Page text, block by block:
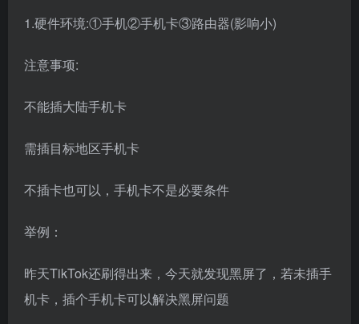
1.硬件环境:①手机②手机卡③路由器(影响小)
注意事项:
不能插大陆手机卡
需插目标地区手机卡
不插卡也可以，手机卡不是必要条件
举例：
昨天TikTok还刷得出来，今天就发现黑屏了，若未插手
机卡，插个手机卡可以解决黑屏问题